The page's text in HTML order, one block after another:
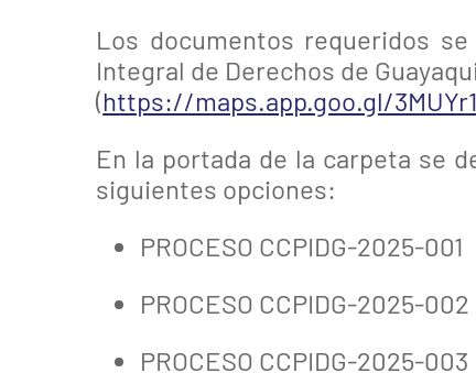
Los documentos requeridos
Integral de Derechos de
(https://maps.app.goo.gl/
En la portada de la carpeta se
siguientes opciones:
PROCESO CCPIDG-2025-001
PROCESO CCPIDG-2025-002
PROCESO CCPIDG-2025-003